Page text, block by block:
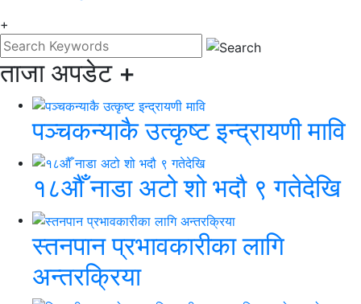
+
ताजा अपडेट +
पञ्चकन्याकै उत्कृष्ट इन्द्रायणी मावि
१८औँ नाडा अटो शो भदौ ९ गतेदेखि
स्तनपान प्रभावकारीका लागि
अन्तरक्रिया